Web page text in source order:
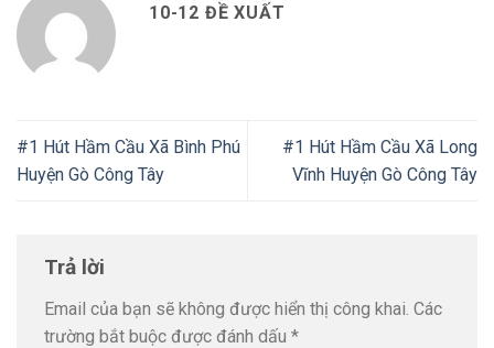
10-12 ĐỀ XUẤT
#1 Hút Hầm Cầu Xã Bình Phú
Huyện Gò Công Tây
#1 Hút Hầm Cầu Xã Long
Vĩnh Huyện Gò Công Tây
Trả lời
Email của bạn sẽ không được hiển thị công khai. Các
trường bắt buộc được đánh dấu *